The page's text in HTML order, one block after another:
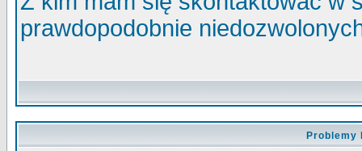
prawdopodobnie
Problemy